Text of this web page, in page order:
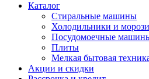
Каталог
Стиральные машины
Холодильники и
Посудомоечные
Плиты
Мелкая бытовая
Акции и скидки